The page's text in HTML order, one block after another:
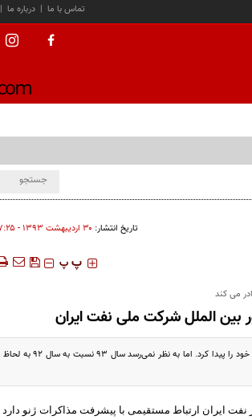
| درباره ما | تماس با ما
تاریخ انتشار: ۳۰ ارديبهشت ۱۳۹۳ - ۱۷:۲۵
‍‍‍ پ پ
می کند
بین الملل شرکت ملی نفت ایران
سید محسن قمصری: سال ٩١ شروع بحران فروش نفت ایران بود که در سال ٩٢ به اوج رسید و تحریم جای خود را پیدا کرد. اما به نظر نمی‌رسد سال ٩٣ نسبت به سال ٩٢ به لحاظ
نفت ایران ارتباط مستقیمی با پیشرفت مذاکرات ژنو دارد